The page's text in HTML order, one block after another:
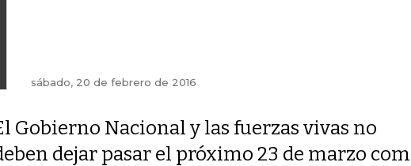
sábado, 20 de febrero de 2016
Gobierno Nacional y las fuerzas vivas no
dejar pasar el próximo 23 de marzo